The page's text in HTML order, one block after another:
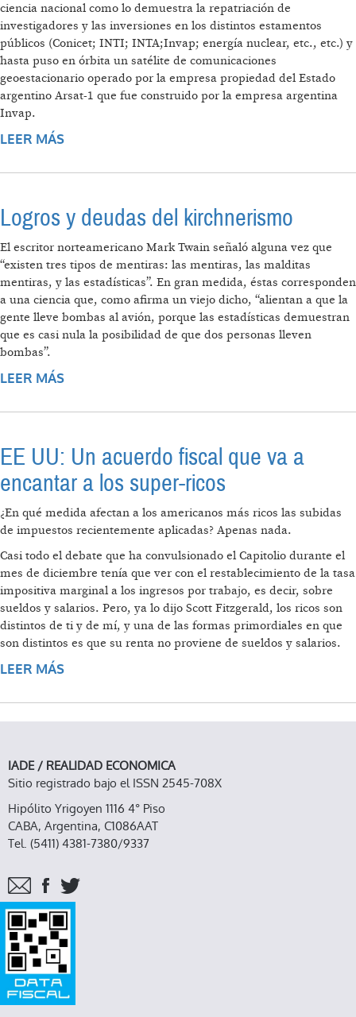
ciencia nacional como lo demuestra la repatriación de
investigadores y las inversiones en los distintos estamentos
públicos (Conicet; INTI; INTA;Invap; energía nuclear, etc., etc.) y
hasta puso en órbita un satélite de comunicaciones
geoestacionario operado por la empresa propiedad del Estado
argentino Arsat-1 que fue construido por la empresa argentina
Invap.
LEER MÁS
Logros y deudas del kirchnerismo
El escritor norteamericano Mark Twain señaló alguna vez que
“existen tres tipos de mentiras: las mentiras, las malditas
mentiras, y las estadísticas”. En gran medida, éstas corresponden
a una ciencia que, como afirma un viejo dicho, “alientan a que la
gente lleve bombas al avión, porque las estadísticas demuestran
que es casi nula la posibilidad de que dos personas lleven
bombas”.
LEER MÁS
EE UU: Un acuerdo fiscal que va a
encantar a los super-ricos
¿En qué medida afectan a los americanos más ricos las subidas
de impuestos recientemente aplicadas? Apenas nada.
Casi todo el debate que ha convulsionado el Capitolio durante el
mes de diciembre tenía que ver con el restablecimiento de la tasa
impositiva marginal a los ingresos por trabajo, es decir, sobre
sueldos y salarios. Pero, ya lo dijo Scott Fitzgerald, los ricos son
distintos de ti y de mí, y una de las formas primordiales en que
son distintos es que su renta no proviene de sueldos y salarios.
LEER MÁS
IADE / REALIDAD ECONOMICA
Sitio registrado bajo el ISSN 2545-708X
Hipólito Yrigoyen 1116 4° Piso
CABA, Argentina, C1086AAT
Tel. (5411) 4381-7380/9337